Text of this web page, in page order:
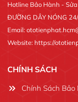
Hotline Bảo Hành -
ĐƯỜNG DÂY NÓNG
Email:
Website: https://
CHÍNH SÁCH
Chính Sách Bảo